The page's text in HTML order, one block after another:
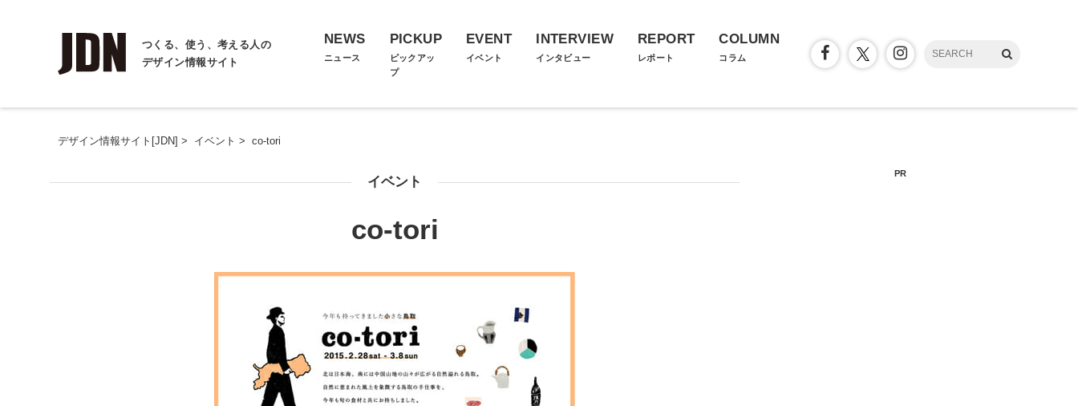
つくる、使う、考える人の
デザイン情報サイト
NEWS
ニュース
PICKUP
ピックアッ
プ
EVENT
イベント
INTERVIEW
インタビュー
REPORT
レポート
COLUMN
コラム
デザイン情報サイト[JDN] > イベント > co-tori
イベント
co-tori
PR